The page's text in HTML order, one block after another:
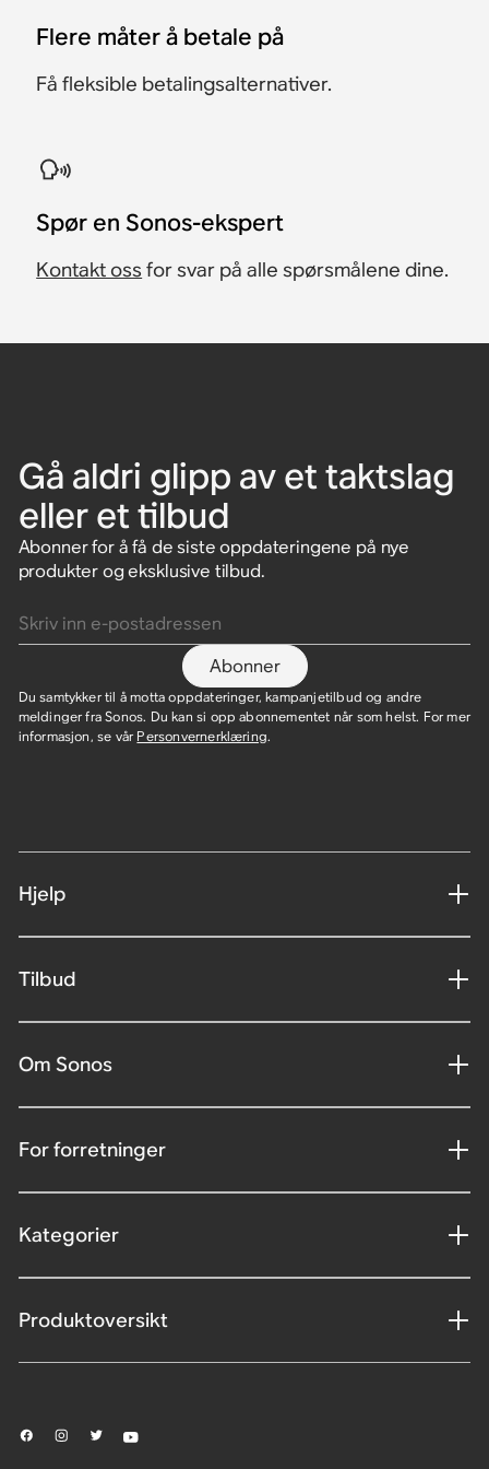
Flere måter å betale på
Få fleksible betalingsalternativer.
​Spør en Sonos-ekspert
Kontakt oss for svar på alle spørsmålene dine.
Gå aldri glipp av et taktslag
eller et tilbud
Abonner for å få de siste oppdateringene på nye
produkter og eksklusive tilbud.
Abonner
Du samtykker til å motta oppdateringer, kampanjetilbud og andre
meldinger fra Sonos. Du kan si opp abonnementet når som helst. For mer
informasjon, se vår Personvernerklæring.
Hjelp
Tilbud
Om Sonos
For forretninger
Kategorier
Produktoversikt